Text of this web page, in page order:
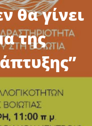
θα γίνει
της